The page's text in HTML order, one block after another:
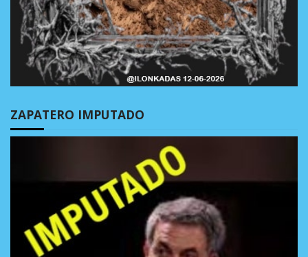
ZAPATERO IMPUTADO